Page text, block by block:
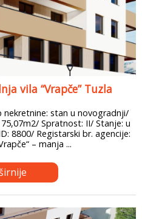
vila “Vrapče” Tuzla
stan u novogradnji/
Spratnost: II/ Stanje: u
8800/ Registarski br. agencije:
– manja ...